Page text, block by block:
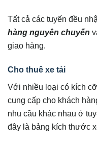
Tất cả các tuyến đều
hàng nguyên chuyến
giao hàng.
Cho thuê xe tải
Với nhiều loại có kích
cung cấp cho khách
nhu cầu khác nhau ở
đây là bảng kích thước